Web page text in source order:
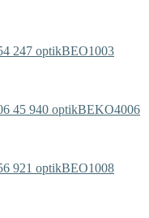
BEO1003
BEKO4006
BEO1008